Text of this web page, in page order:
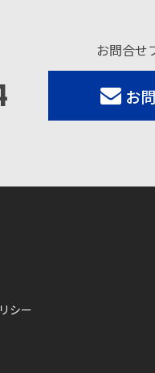
お問合せ
お
シー